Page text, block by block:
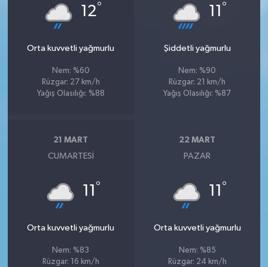
12°
Orta kuvvetli yağmurlu
Nem: %60
Rüzgar: 27 km/h
Yağış Olasılığı: %88
11 °
Şiddetli yağmurlu
Nem: %90
Rüzgar: 21 km/h
Yağış Olasılığı: %87
21 MART
CUMARTESI
11 °
Orta kuvvetli yağmurlu
Nem: %83
Rüzgar: 16 km/h
22 MART
PAZAR
11 °
Orta kuvvetli yağmurlu
Nem: %85
Rüzgar: 24 km/h